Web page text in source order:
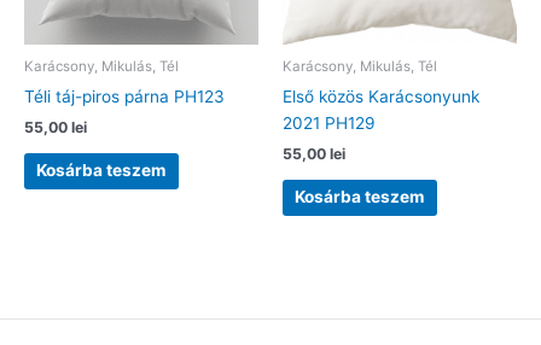
Karácsony, Mikulás, Tél
Téli táj-piros párna PH123
55,00 lei
Kosárba teszem
Karácsony, Mikulás, Tél
Első közös Karácsonyunk
2021 PH129
55,00 lei
Kosárba teszem